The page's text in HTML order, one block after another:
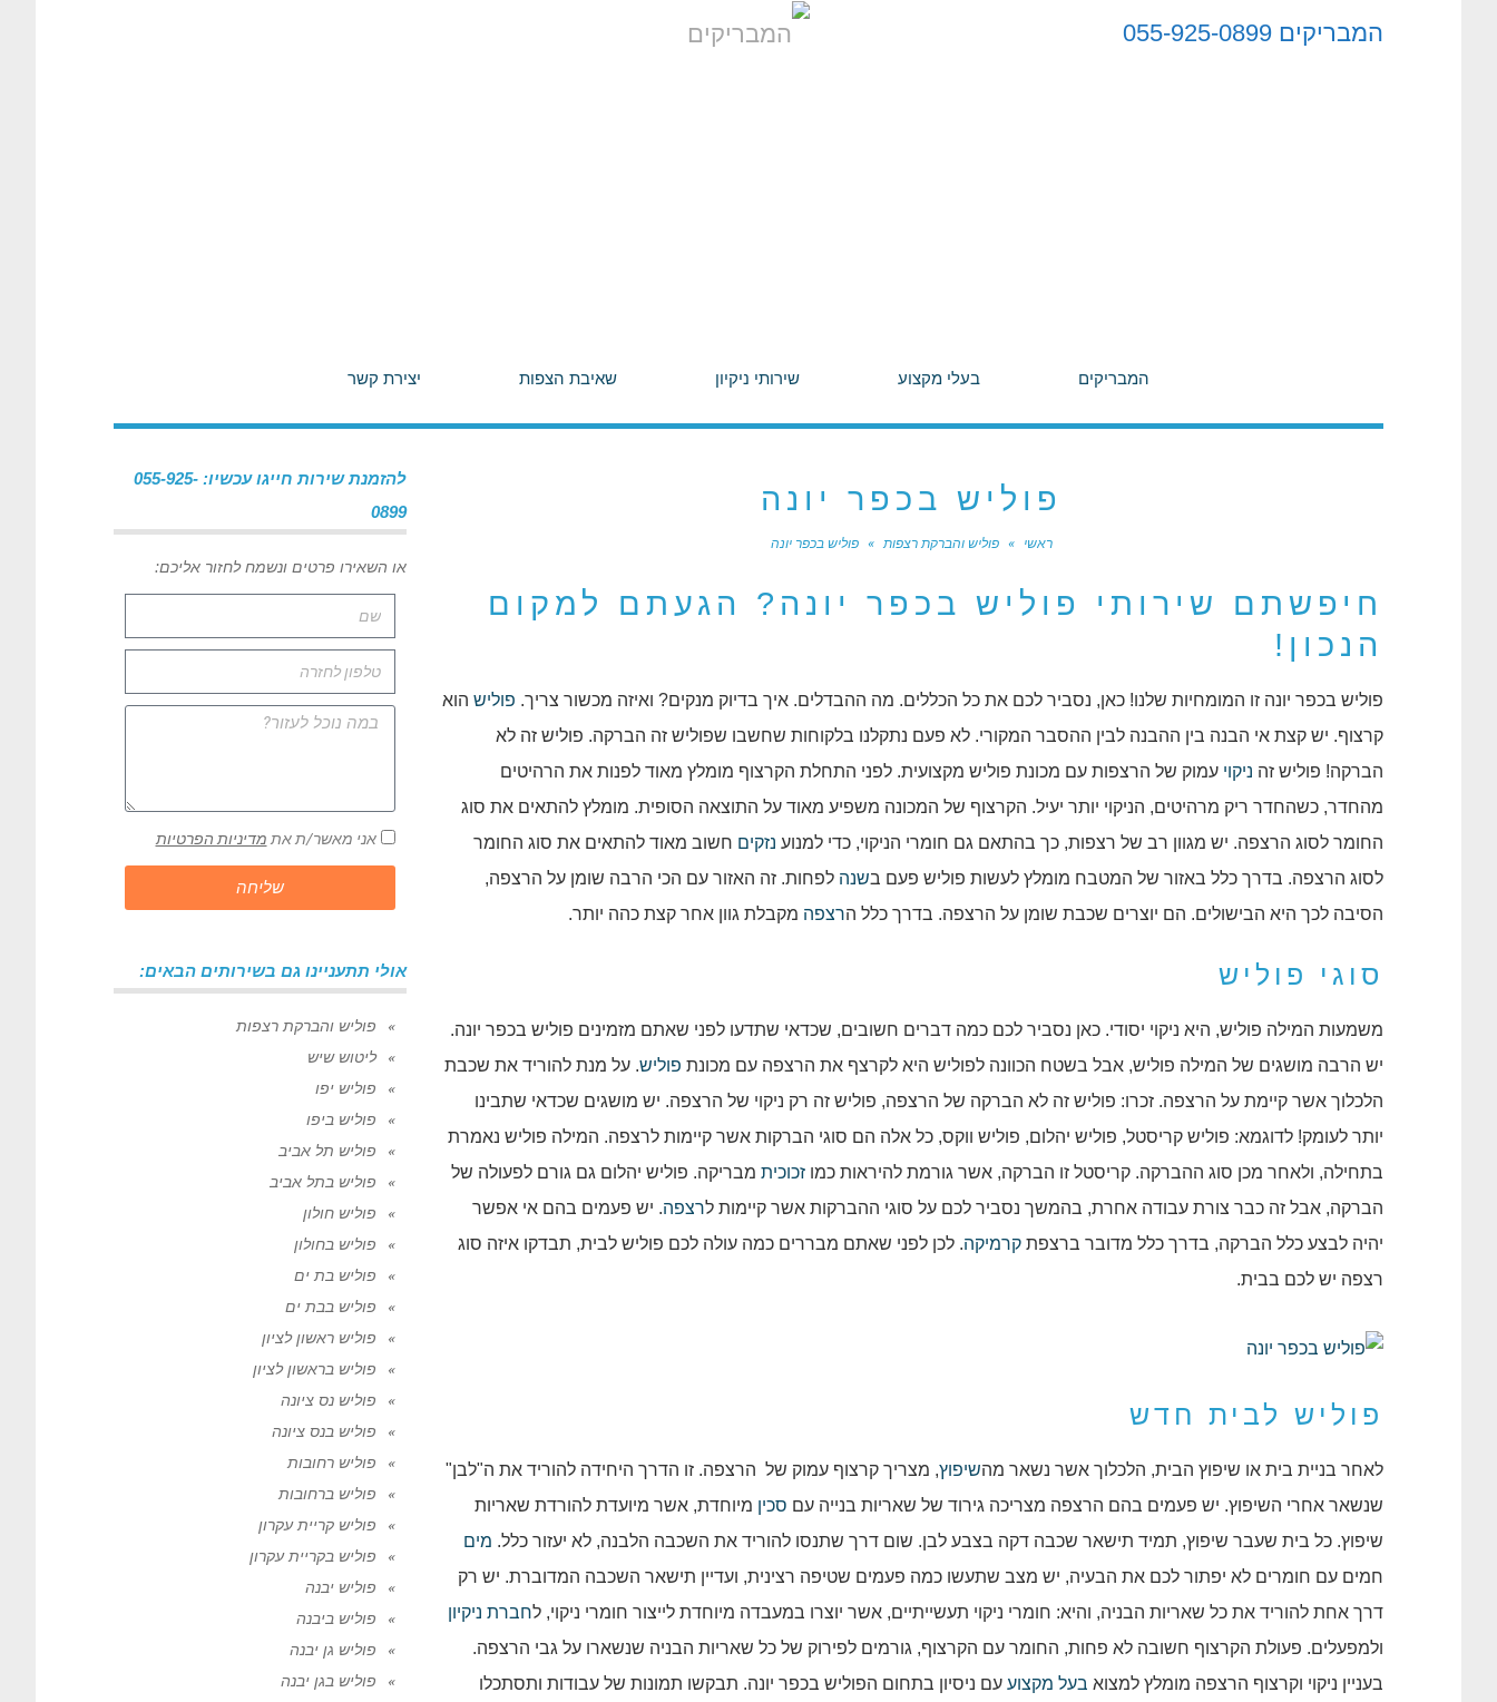
המבריקים 055-925-0899
המבריקים בעלי מקצוע שירותי ניקיון שאיבת הצפות יצירת קשר
פוליש בכפר יונה
ראשי » פוליש והברקת רצפות » פוליש בכפר יונה
חיפשתם שירותי פוליש בכפר יונה? הגעתם למקום
הנכון!
פוליש בכפר יונה זו המומחיות שלנו! כאן, נסביר לכם את כל הכללים. מה ההבדלים. איך בדיוק מנקים? ואיזה מכשור צריך. פוליש הוא
קרצוף. יש קצת אי הבנה בין ההבנה לבין ההסבר המקורי. לא פעם נתקלנו בלקוחות שחשבו שפוליש זה הברקה. פוליש זה לא
הברקה! פוליש זה ניקוי עמוק של הרצפות עם מכונת פוליש מקצועית. לפני התחלת הקרצוף מומלץ מאוד לפנות את הרהיטים
מהחדר, כשהחדר ריק מרהיטים, הניקוי יותר יעיל. הקרצוף של המכונה משפיע מאוד על התוצאה הסופית. מומלץ להתאים את סוג
החומר לסוג הרצפה. יש מגוון רב של רצפות, כך בהתאם גם חומרי הניקוי, כדי למנוע נזקים חשוב מאוד להתאים את סוג החומר
לסוג הרצפה. בדרך כלל באזור של המטבח מומלץ לעשות פוליש פעם בשנה לפחות. זה האזור עם הכי הרבה שומן על הרצפה,
הסיבה לכך היא הבישולים. הם יוצרים שכבת שומן על הרצפה. בדרך כלל הרצפה מקבלת גוון אחר קצת כהה יותר.
סוגי פוליש
משמעות המילה פוליש, היא ניקוי יסודי. כאן נסביר לכם כמה דברים חשובים, שכדאי שתדעו לפני שאתם מזמינים פוליש בכפר יונה.
יש הרבה מושגים של המילה פוליש, אבל בשטח הכוונה לפוליש היא לקרצף את הרצפה עם מכונת פוליש. על מנת להוריד את שכבת
הלכלוך אשר קיימת על הרצפה. זכרו: פוליש זה לא הברקה של הרצפה, פוליש זה רק ניקוי של הרצפה. יש מושגים שכדאי שתבינו
יותר לעומק! לדוגמא: פוליש קריסטל, פוליש יהלום, פוליש ווקס, כל אלה הם סוגי הברקות אשר קיימות לרצפה. המילה פוליש נאמרת
בתחילה, ולאחר מכן סוג ההברקה. קריסטל זו הברקה, אשר גורמת להיראות כמו זכוכית מבריקה. פוליש יהלום גם גורם לפעולה של
הברקה, אבל זה כבר צורת עבודה אחרת, בהמשך נסביר לכם על סוגי ההברקות אשר קיימות לרצפה. יש פעמים בהם אי אפשר
יהיה לבצע כלל הברקה, בדרך כלל מדובר ברצפת קרמיקה. לכן לפני שאתם מבררים כמה עולה לכם פוליש לבית, תבדקו איזה סוג
רצפה יש לכם בבית.
פוליש לבית חדש
לאחר בניית בית או שיפוץ הבית, הלכלוך אשר נשאר מהשיפוץ, מצריך קרצוף עמוק של הרצפה. זו הדרך היחידה להוריד את ה"לבן"
שנשאר אחרי השיפוץ. יש פעמים בהם הרצפה מצריכה גירוד של שאריות בנייה עם סכין מיוחדת, אשר מיועדת להורדת שאריות
שיפוץ. כל בית שעבר שיפוץ, תמיד תישאר שכבה דקה בצבע לבן. שום דרך שתנסו להוריד את השכבה הלבנה, לא יעזור כלל. מים
חמים עם חומרים לא יפתור לכם את הבעיה, יש מצב שתעשו כמה פעמים שטיפה רצינית, ועדיין תישאר השכבה המדוברת. יש רק
דרך אחת להוריד את כל שאריות הבניה, והיא: חומרי ניקוי תעשייתיים, אשר יוצרו במעבדה מיוחדת לייצור חומרי ניקוי, לחברת ניקיון
ולמפעלים. פעולת הקרצוף חשובה לא פחות, החומר עם הקרצוף, גורמים לפירוק של כל שאריות הבניה שנשארו על גבי הרצפה.
בעניין ניקוי וקרצוף הרצפה מומלץ למצוא בעל מקצוע עם ניסיון בתחום הפוליש בכפר יונה. תבקשו תמונות של עבודות ותסתכלו
להזמנת שירות חייגו עכשיו: 055-925-
0899
או השאירו פרטים ונשמח לחזור אליכם:
אני מאשר/ת את מדיניות הפרטיות
שליחה
אולי תתעניינו גם בשירותים הבאים:
פוליש והברקת רצפות
ליטוש שיש
פוליש יפו
פוליש ביפו
פוליש תל אביב
פוליש בתל אביב
פוליש חולון
פוליש בחולון
פוליש בת ים
פוליש בבת ים
פוליש ראשון לציון
פוליש בראשון לציון
פוליש נס ציונה
פוליש בנס ציונה
פוליש רחובות
פוליש ברחובות
פוליש קריית עקרון
פוליש בקריית עקרון
פוליש יבנה
פוליש ביבנה
פוליש גן יבנה
פוליש בגן יבנה